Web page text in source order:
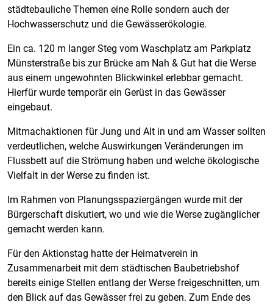
städtebauliche Themen eine Rolle sondern auch der
Hochwasserschutz und die Gewässerökologie.
Ein ca. 120 m langer Steg vom Waschplatz am Parkplatz
Münsterstraße bis zur Brücke am Nah & Gut hat die Werse
aus einem ungewohnten Blickwinkel erlebbar gemacht.
Hierfür wurde temporär ein Gerüst in das Gewässer
eingebaut.
Mitmachaktionen für Jung und Alt in und am Wasser sollten
verdeutlichen, welche Auswirkungen Veränderungen im
Flussbett auf die Strömung haben und welche ökologische
Vielfalt in der Werse zu finden ist.
Im Rahmen von Planungsspaziergängen wurde mit der
Bürgerschaft diskutiert, wo und wie die Werse zugänglicher
gemacht werden kann.
Für den Aktionstag hatte der Heimatverein in
Zusammenarbeit mit dem städtischen Baubetriebshof
bereits einige Stellen entlang der Werse freigeschnitten, um
den Blick auf das Gewässer frei zu geben. Zum Ende des